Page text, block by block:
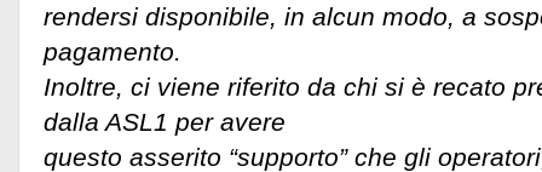
rendersi disponibile, in alcun modo, a
pagamento.
Inoltre, ci viene riferito da chi si è recato
dalla ASL1 per avere
questo asserito “supporto” che gli